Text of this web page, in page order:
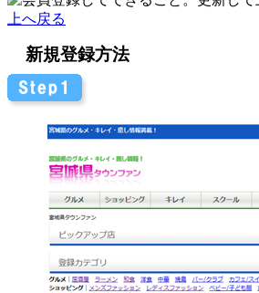
上へ戻る
新規登録方法